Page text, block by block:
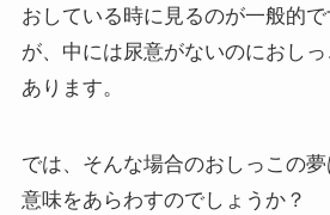
おしている時に見るのが一般的で
が、中には尿意がないのにおし
あります。
では、そんな場合のおしっこの
意味をあらわすのでしょうか？